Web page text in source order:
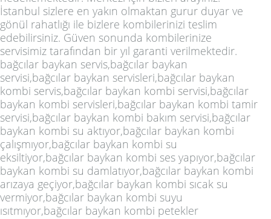
İstanbul sizlere en yakın olmaktan gurur duyar ve
gönül rahatlığı ile bizlere kombilerinizi teslim
edebilirsiniz. Güven sonunda kombilerinize
servisimiz tarafından bir yıl garanti verilmektedir.
bağcılar baykan servis,bağcılar baykan
servisi,bağcılar baykan servisleri,bağcılar baykan
kombi servis,bağcılar baykan kombi servisi,bağcılar
baykan kombi servisleri,bağcılar baykan kombi tamir
servisi,bağcılar baykan kombi bakım servisi,bağcılar
baykan kombi su aktıyor,bağcılar baykan kombi
çalışmıyor,bağcılar baykan kombi su
eksiltiyor,bağcılar baykan kombi ses yapıyor,bağcılar
baykan kombi su damlatıyor,bağcılar baykan kombi
arızaya geçiyor,bağcılar baykan kombi sıcak su
vermiyor,bağcılar baykan kombi suyu
ısıtmıyor,bağcılar baykan kombi petekler